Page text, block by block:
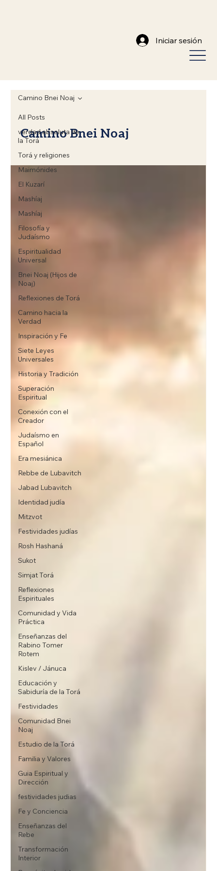
Iniciar sesión
All Posts
verdad absoluta de
la Torá
Torá y religiones
Maimónides
El Kuzarí
Mashíaj
Mashíaj
Filosofía y
Judaísmo
Espiritualidad
Universal
Bnei Noaj (Hijos de
Noaj)
Reflexiones de Torá
Camino hacia la
Verdad
Inspiración y Fe
Siete Leyes
Universales
Historia y Tradición
Superación
Espiritual
Conexión con el
Creador
Judaísmo en
Español
Era mesiánica
Rebbe de Lubavitch
Jabad Lubavitch
Identidad judía
Mitzvot
Festividades judías
Rosh Hashaná
Sukot
Simjat Torá
Reflexiones
Espirituales
Comunidad y Vida
Práctica
Enseñanzas del
Rabino Tomer
Rotem
Kislev / Jánuca
Educación y
Sabiduría de la Torá
Festividades
Comunidad Bnei
Noaj
Estudio de la Torá
Familia y Valores
Guia Espiritual y
Dirección
festividades judias
Fe y Conciencia
Enseñanzas del
Rebe
Transformación
Interior
Camino Bnei Noaj
Camino Bnei Noaj